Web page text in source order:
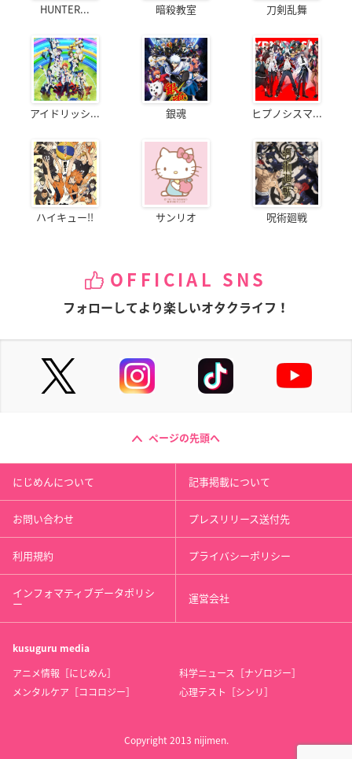
HUNTER... 暗殺教室 刀剣乱舞
アイドリッシ... 銀魂 ヒプノシスマ...
ハイキュー!! サンリオ 呪術廻戦
OFFICIAL SNS
フォローしてより楽しいオタクライフ！
ページの先頭へ
にじめんについて 記事掲載について
お問い合わせ プレスリリース送付先
利用規約 プライバシーポリシー
インフォマティブデータポリシ
ー 運営会社
kusuguru media
アニメ情報［にじめん］
科学ニュース［ナゾロジー］
メンタルケア［ココロジー］
心理テスト［シンリ］
Copyright 2013 nijimen.